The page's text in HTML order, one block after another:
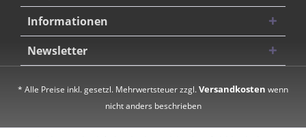
Informationen
Newsletter
* Alle Preise inkl. gesetzl. Mehrwertsteuer zzgl.Versandkosten wenn
nicht anders beschrieben